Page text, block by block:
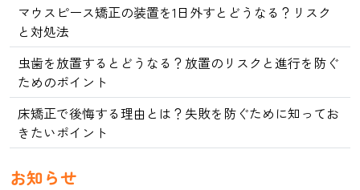
マウスピース矯正の装置を1日外すとどうなる？リスク
と対処法
虫歯を放置するとどうなる？放置のリスクと進行を防ぐ
ためのポイント
床矯正で後悔する理由とは？失敗を防ぐために知ってお
きたいポイント
お知らせ